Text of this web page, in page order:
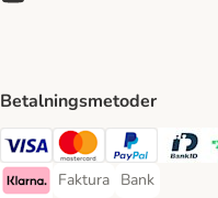
Betalningsmetoder
Visa Payment Method
Mastercard Payment
PayPal
Faktura
Faktura Payment
Bank
Bank Payment